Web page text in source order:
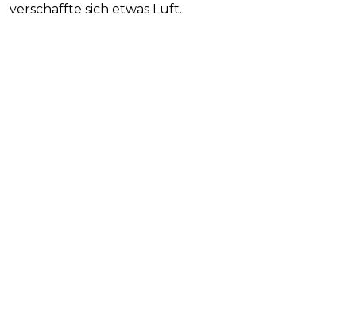
verschaffte sich etwas Luft.